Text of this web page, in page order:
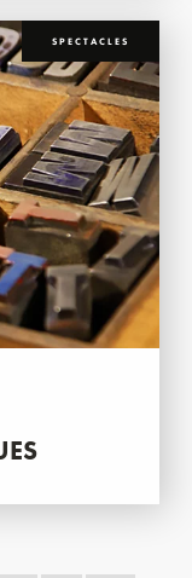
SPECTACLES